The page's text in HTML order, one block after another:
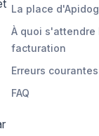
La place d'Apidog
À quoi s'attendre
facturation
Erreurs courantes
FAQ